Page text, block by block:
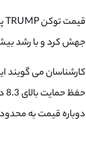
جهش کرد و با رشد بیش از 2 درصدی به حدود 8.6
کارشناسان می گویند
دوباره قیمت به محدوده 6 تا 7 دلار